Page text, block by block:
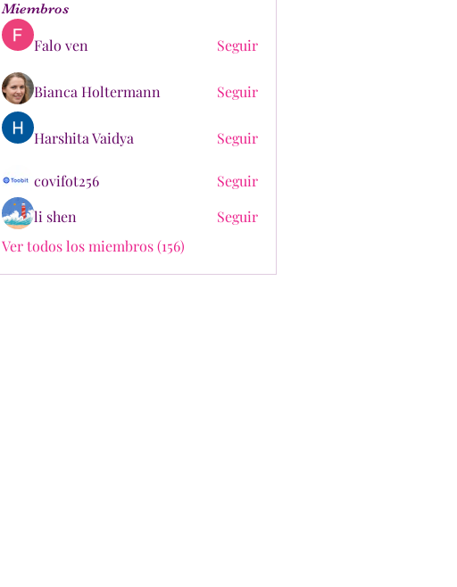
Miembros
Falo ven Seguir
Bianca Holtermann Seguir
Harshita Vaidya Seguir
covifot256
Seguir
li shen
Seguir
Ver todos los miembros (156)